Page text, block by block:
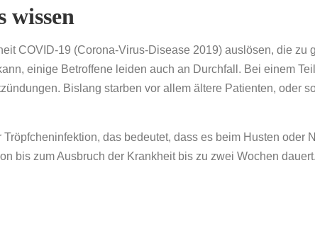
wissen
COVID-19 (Corona-Virus-Disease 2019) auslösen, die zu
einige Betroffene leiden auch an Durchfall. Bei einem
Bislang starben vor allem ältere Patienten, oder
das bedeutet, dass es beim Husten oder
bis zum Ausbruch der Krankheit bis zu zwei Wochen